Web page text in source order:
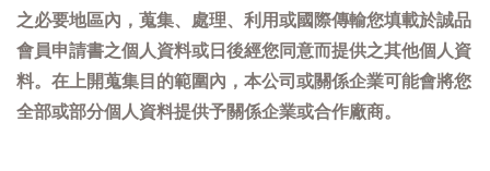
之必要地區內，蒐集、處理、利用或國際傳輸您填載於誠品
會員申請書之個人資料或日後經您同意而提供之其他個人資
料。在上開蒐集目的範圍內，本公司或關係企業可能會將您
全部或部分個人資料提供予關係企業或合作廠商。